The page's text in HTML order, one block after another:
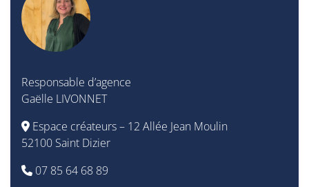
Responsable d’agence
Gaëlle LIVONNET
Espace créateurs – 12 Allée Jean Moulin
52100 Saint Dizier
07 85 64 68 89